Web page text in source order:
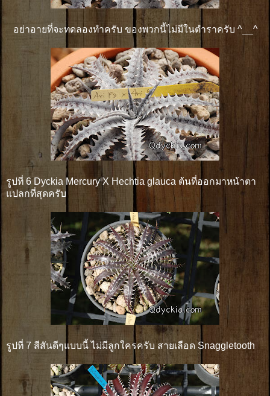
อย่าอายที่จะทดลองทำครับ ของพวกนี้ไม่มีในตำราครับ ^__^
รูปที่ 6 Dyckia Mercury X Hechtia glauca ต้นที่ออกมาหน้าตา
แปลกที่สุดครับ
รูปที่ 7 สีสันดีๆแบบนี้ ไม่มีลูกใครครับ สายเลือด Snaggletooth